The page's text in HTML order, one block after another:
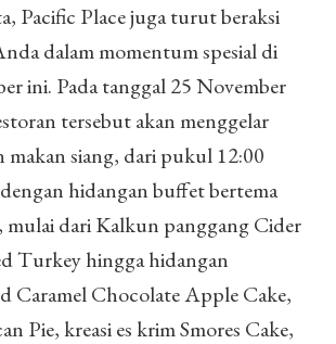
Pacific Place juga turut beraksi
dalam momentum spesial di
ini. Pada tanggal 25 November
tersebut akan menggelar
makan siang, dari pukul 12:00
hidangan buffet bertema
dari Kalkun panggang Cider
Turkey hingga hidangan
Caramel Chocolate Apple Cake,
Pie, kreasi es krim Smores Cake,